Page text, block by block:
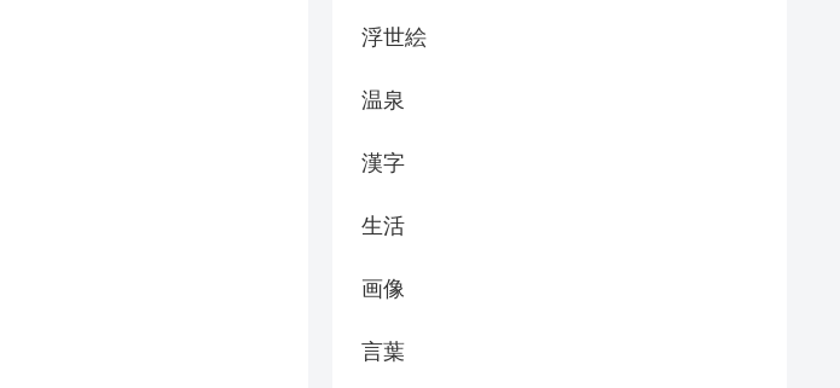
浮世絵
温泉
漢字
生活
画像
言葉